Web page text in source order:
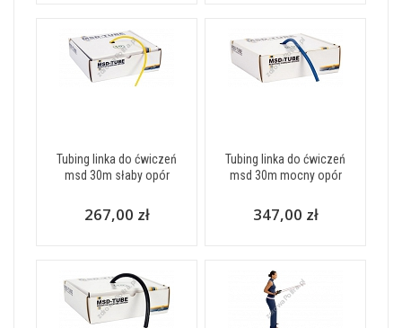
Tubing linka do ćwiczeń
msd 30m słaby opór
267,00 zł
Tubing linka do ćwiczeń
msd 30m mocny opór
347,00 zł